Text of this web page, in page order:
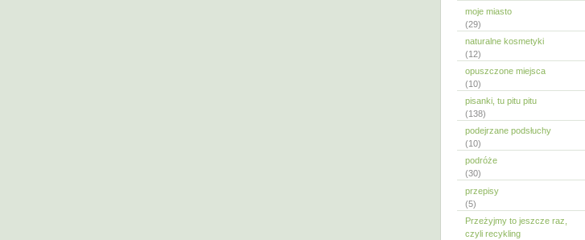
moje miasto
(29)
naturalne kosmetyki
(12)
opuszczone miejsca
(10)
pisanki, tu pitu pitu
(138)
podejrzane podsłuchy
(10)
podróże
(30)
przepisy
(5)
Przeżyjmy to jeszcze raz,
czyli recykling